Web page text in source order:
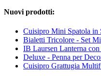
Nuovi prodotti:
Cuisipro Mini Spatola in
Bialetti Tricolore - Set
IB Laursen Lanterna
Deluxe - Penna per
Cuisipro Grattugia